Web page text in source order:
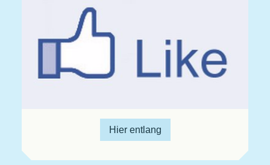
Hier entlang